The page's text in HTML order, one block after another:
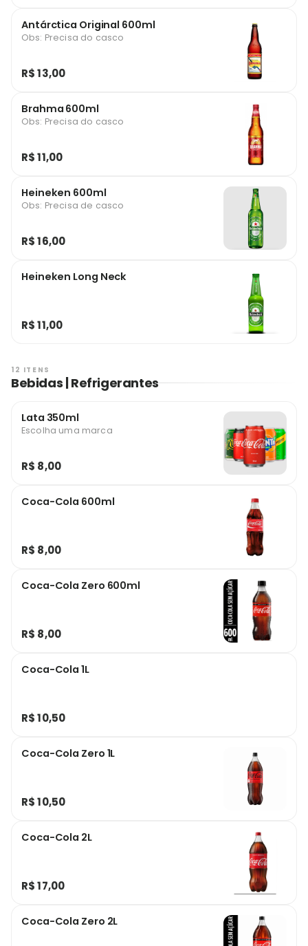
Antárctica Original 600ml
Obs: Precisa do casco
R$ 13,00
Brahma 600ml
Obs: Precisa do casco
R$ 11,00
Heineken 600ml
Obs: Precisa de casco
R$ 16,00
Heineken Long Neck
R$ 11,00
12 ITENS
Bebidas | Refrigerantes
Lata 350ml
Escolha uma marca
R$ 8,00
Coca-Cola 600ml
R$ 8,00
Coca-Cola Zero 600ml
R$ 8,00
Coca-Cola 1L
R$ 10,50
Coca-Cola Zero 1L
R$ 10,50
Coca-Cola 2L
R$ 17,00
Coca-Cola Zero 2L